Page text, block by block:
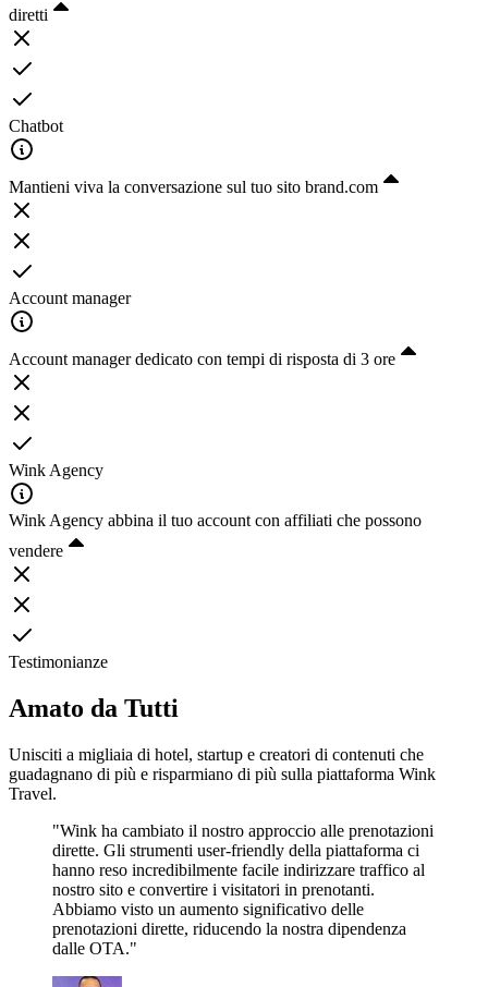
diretti
Chatbot
Mantieni viva la conversazione sul tuo sito brand.com
Account manager
Account manager dedicato con tempi di risposta di 3 ore
Wink Agency
Wink Agency abbina il tuo account con affiliati che possono
vendere
Testimonianze
Amato da Tutti
Unisciti a migliaia di hotel, startup e creatori di contenuti che
guadagnano di più e risparmiano di più sulla piattaforma Wink
Travel.
"Wink ha cambiato il nostro approccio alle prenotazioni
dirette. Gli strumenti user-friendly della piattaforma ci
hanno reso incredibilmente facile indirizzare traffico al
nostro sito e convertire i visitatori in prenotanti.
Abbiamo visto un aumento significativo delle
prenotazioni dirette, riducendo la nostra dipendenza
dalle OTA."